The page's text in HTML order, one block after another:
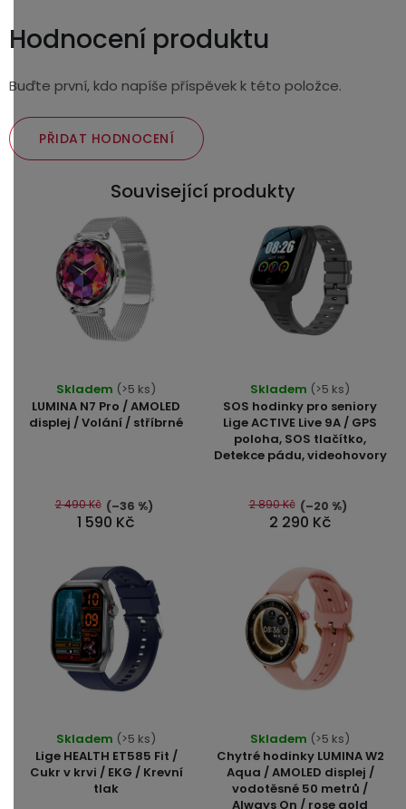
Hodnocení produktu
Buďte první, kdo napíše příspěvek k této položce.
PŘIDAT HODNOCENÍ
Související produkty
LUMINA N7 Pro / AMOLED
displej / Volání / stříbrné
hodnocení
produktu
5
hvězdiček.
Skladem (>5 ks)
1 590 Kč
2 490 Kč (–36 %)
SOS hodinky pro seniory
Lige ACTIVE Live 9A / GPS
poloha, SOS tlačítko,
Detekce pádu, videohovory
hodnocení
produktu
je
5,0
5
hvězdiček.
Skladem (>5 ks)
2 290 Kč
2 890 Kč (–20 %)
Lige HEALTH ET585 Fit /
Cukr v krvi / EKG / Krevní
tlak
hodnocení
produktu
je
Skladem (>5 ks)
Chytré hodinky LUMINA W2
Aqua / AMOLED displej /
vodotěsné 50 metrů /
Always On / rose gold
hodnocení
produktu
je
Skladem (>5 ks)